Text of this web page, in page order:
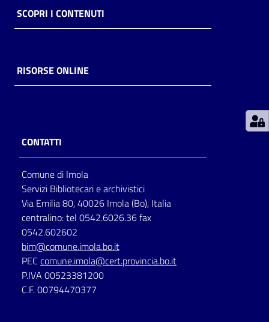
Casa
Piani
storico
per
lettura
Seguici
su
SCOPRI I CONTENUTI
RISORSE ONLINE
CONTATTI
Comune di Imola
Servizi Bibliotecari e archivistici
Via Emilia 80, 40026 Imola (Bo), Italia
centralino: tel 0542.6026.36 fax
0542.602602
bim@comune.imola.bo.it
PEC comune.imola@cert.provincia.bo.it
P.IVA 00523381200
C.F. 00794470377